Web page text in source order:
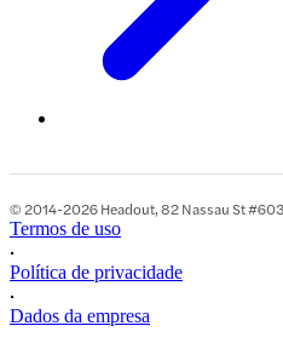
© 2014-2026 Headout, 82 Nassau St
Termos de uso
•
Política de privacidade
•
Dados da empresa